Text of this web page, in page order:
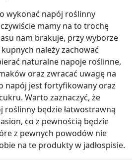
wykonać napój roślinny
mamy na to trochę
nam brakuje, przy wyborze
należy zachować
naturalne napoje roślinne,
oraz zwracać uwagę na
napój jest fortyfikowany oraz
Warto zaznaczyć, że
roślinny będzie łatwostrawną
co z pewnością będzie
z pewnych powodów nie
na te produkty w jadłospisie.